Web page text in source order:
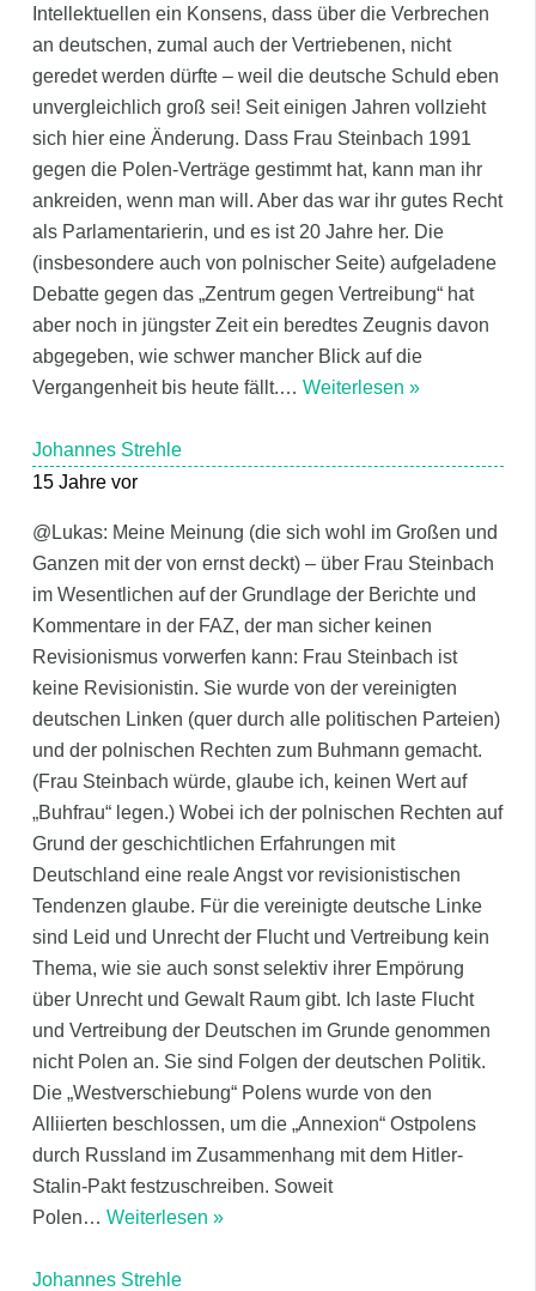
Intellektuellen ein Konsens, dass über die Verbrechen
an deutschen, zumal auch der Vertriebenen, nicht
geredet werden dürfte – weil die deutsche Schuld eben
unvergleichlich groß sei! Seit einigen Jahren vollzieht
sich hier eine Änderung. Dass Frau Steinbach 1991
gegen die Polen-Verträge gestimmt hat, kann man ihr
ankreiden, wenn man will. Aber das war ihr gutes Recht
als Parlamentarierin, und es ist 20 Jahre her. Die
(insbesondere auch von polnischer Seite) aufgeladene
Debatte gegen das „Zentrum gegen Vertreibung“ hat
aber noch in jüngster Zeit ein beredtes Zeugnis davon
abgegeben, wie schwer mancher Blick auf die
Vergangenheit bis heute fällt.… Weiterlesen »
Johannes Strehle
15 Jahre vor
@Lukas: Meine Meinung (die sich wohl im Großen und
Ganzen mit der von ernst deckt) – über Frau Steinbach
im Wesentlichen auf der Grundlage der Berichte und
Kommentare in der FAZ, der man sicher keinen
Revisionismus vorwerfen kann: Frau Steinbach ist
keine Revisionistin. Sie wurde von der vereinigten
deutschen Linken (quer durch alle politischen Parteien)
und der polnischen Rechten zum Buhmann gemacht.
(Frau Steinbach würde, glaube ich, keinen Wert auf
„Buhfrau“ legen.) Wobei ich der polnischen Rechten auf
Grund der geschichtlichen Erfahrungen mit
Deutschland eine reale Angst vor revisionistischen
Tendenzen glaube. Für die vereinigte deutsche Linke
sind Leid und Unrecht der Flucht und Vertreibung kein
Thema, wie sie auch sonst selektiv ihrer Empörung
über Unrecht und Gewalt Raum gibt. Ich laste Flucht
und Vertreibung der Deutschen im Grunde genommen
nicht Polen an. Sie sind Folgen der deutschen Politik.
Die „Westverschiebung“ Polens wurde von den
Alliierten beschlossen, um die „Annexion“ Ostpolens
durch Russland im Zusammenhang mit dem Hitler-
Stalin-Pakt festzuschreiben. Soweit
Polen… Weiterlesen »
Johannes Strehle